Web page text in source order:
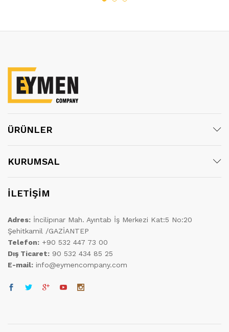
ÜRÜNLER
KURUMSAL
İLETİŞİM
Adres: İncilipınar Mah. Ayıntab İş Merkezi Kat:5 No:20
Şehitkamil /GAZİANTEP
Telefon: +90 532 447 73 00
Dış Ticaret: 90 532 434 85 25
E-mail: info@eymencompany.com